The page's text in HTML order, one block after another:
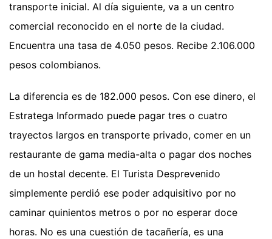
transporte inicial. Al día siguiente, va a un centro
comercial reconocido en el norte de la ciudad.
Encuentra una tasa de 4.050 pesos. Recibe 2.106.000
pesos colombianos.
La diferencia es de 182.000 pesos. Con ese dinero, el
Estratega Informado puede pagar tres o cuatro
trayectos largos en transporte privado, comer en un
restaurante de gama media-alta o pagar dos noches
de un hostal decente. El Turista Desprevenido
simplemente perdió ese poder adquisitivo por no
caminar quinientos metros o por no esperar doce
horas. No es una cuestión de tacañería, es una